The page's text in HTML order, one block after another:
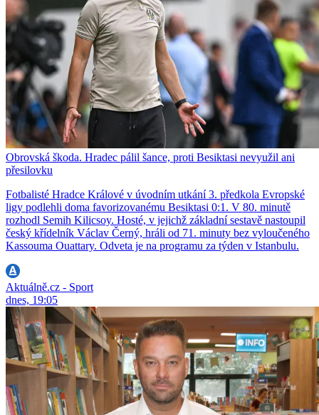
Obrovská škoda. Hradec pálil šance, proti Besiktasi nevyužil ani
přesilovku
Fotbalisté Hradce Králové v úvodním utkání 3. předkola Evropské
ligy podlehli doma favorizovanému Besiktasi 0:1. V 80. minutě
rozhodl Semih Kilicsoy. Hosté, v jejichž základní sestavě nastoupil
český křídelník Václav Černý, hráli od 71. minuty bez vyloučeného
Kassouma Ouattary. Odveta je na programu za týden v Istanbulu.
Aktuálně.cz - Sport
dnes, 19:05